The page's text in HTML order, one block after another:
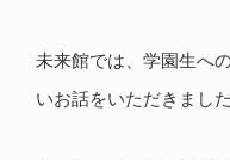
未来館では、学園生へ
いお話をいただきました